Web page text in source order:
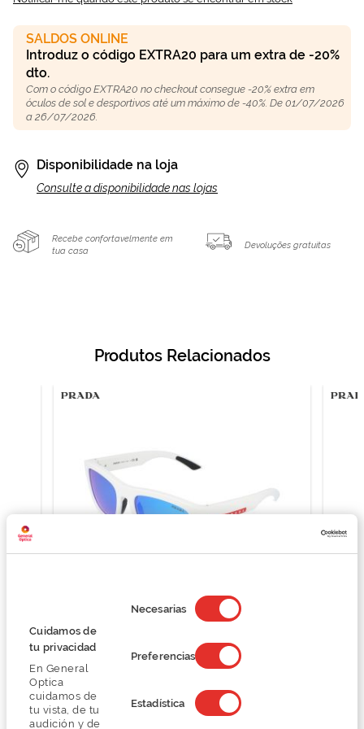
Cuidamos de
tu privacidad
En General
Optica
cuidamos de
tu vista, de tu
audición y de
de
consentimiento
Necesarias
Preferencias
Estadística
SALDOS ONLINE
Introduz o código EXTRA20 para um extra de -20%
dto.
Com o código EXTRA20 no checkout consegue -20% extra em
óculos de sol e desportivos até um máximo de -40%. De 01/07/2026
a 26/07/2026.
Disponibilidade na loja
Consulte a disponibilidade nas lojas
Recebe confortavelmente em
tua casa
Devoluções gratuitas
Produtos Relacionados
Prada 0PS 01ZS
248,00 €
310,00 €